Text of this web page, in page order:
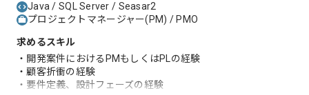
Java / SQL Server / Seasar2
プロジェクトマネージャー(PM) / PMO
求めるスキル
・開発案件におけるPMもしくはPLの経験
・顧客折衝の経験
・要件定義、設計フェーズの経験